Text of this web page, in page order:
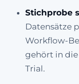
Stichprobe
Datensätze
Workflow-
gehört in
Trial.